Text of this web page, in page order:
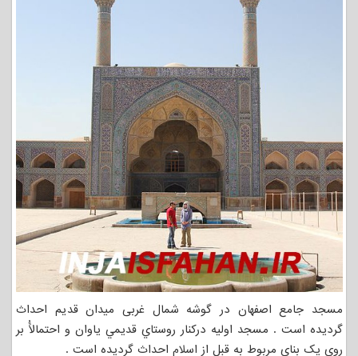
مسجد جامع اصفهان در گوشه شمال غربی میدان قدیم احداث
گرديده است . مسجد اوليه درکنار روستاي قديمي ياوان و احتمالاًُ بر
روي يک بناي مربوط به قبل از اسلام احداث گرديده است .